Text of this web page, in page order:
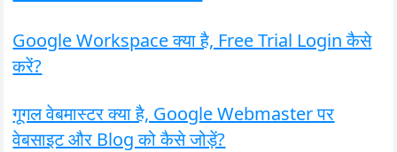
Google Workspace क्या है, Free Trial Login कैसे
करें?
गूगल वेबमास्टर क्या है, Google Webmaster पर
वेबसाइट और Blog को कैसे जोड़ें?